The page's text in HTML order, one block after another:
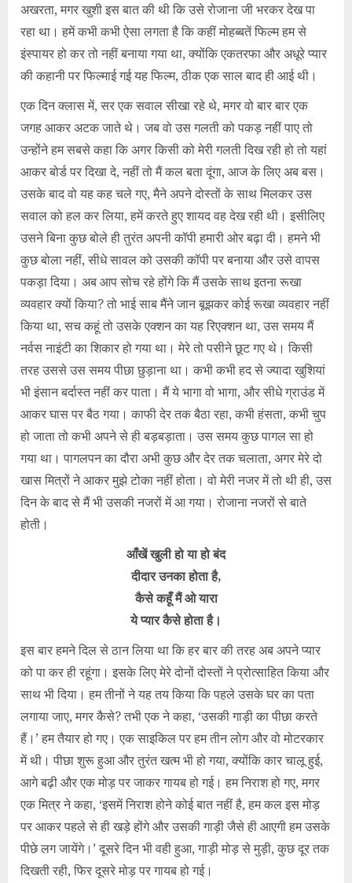
अखरता, मगर खुशी इस बात की थी कि उसे रोजाना जी भरकर देख पा
रहा था। हमें कभी कभी ऐसा लगता है कि कहीं मोहब्बतें फिल्म हम से
इंस्पायर हो कर तो नहीं बनाया गया था, क्योंकि एकतरफा और अधूरे प्यार
की कहानी पर फिल्माई गई यह फिल्म, ठीक एक साल बाद ही आई थी।
एक दिन क्लास में, सर एक सवाल सीखा रहे थे, मगर वो बार बार एक
जगह आकर अटक जाते थे। जब वो उस गलती को पकड़ नहीं पाए तो
उन्होंने हम सबसे कहा कि अगर किसी को मेरी गलती दिख रही हो तो यहां
आकर बोर्ड पर दिखा दे, नहीं तो मैं कल बता दूंगा, आज के लिए अब बस।
उसके बाद वो यह कह चले गए, मैने अपने दोस्तों के साथ मिलकर उस
सवाल को हल कर लिया, हमें करते हुए शायद वह देख रही थी। इसीलिए
उसने बिना कुछ बोले ही तुरंत अपनी कॉपी हमारी ओर बढ़ा दी। हमने भी
कुछ बोला नहीं, सीधे सावल को उसकी कॉपी पर बनाया और उसे वापस
पकड़ा दिया। अब आप सोच रहे होंगे कि मैं उसके साथ इतना रूखा
व्यवहार क्यों किया? तो भाई साब मैंने जान बूझकर कोई रूखा व्यवहार नहीं
किया था, सच कहूं तो उसके एक्शन का यह रिएक्शन था, उस समय मैं
नर्वस नाइंटी का शिकार हो गया था। मेरे तो पसीने छूट गए थे। किसी
तरह उससे उस समय पीछा छुड़ाना था। कभी कभी हद से ज्यादा खुशियां
भी इंसान बर्दास्त नहीं कर पाता। मैं ये भागा वो भागा, और सीधे ग्राउंड में
आकर घास पर बैठ गया। काफी देर तक बैठा रहा, कभी हंसता, कभी चुप
हो जाता तो कभी अपने से ही बड़बड़ाता। उस समय कुछ पागल सा हो
गया था। पागलपन का दौरा अभी कुछ और देर तक चलाता, अगर मेरे दो
खास मित्रों ने आकर मुझे टोका नहीं होता। वो मेरी नजर में तो थी ही, उस
दिन के बाद से मैं भी उसकी नजरों में आ गया। रोजाना नजरों से बाते
होती।
आँखें खुली हो या हो बंद
दीदार उनका होता है,
कैसे कहूँ मैं ओ यारा
ये प्यार कैसे होता है।
इस बार हमने दिल से ठान लिया था कि हर बार की तरह अब अपने प्यार
को पा कर ही रहूंगा। इसके लिए मेरे दोनों दोस्तों ने प्रोत्साहित किया और
साथ भी दिया। हम तीनों ने यह तय किया कि पहले उसके घर का पता
लगाया जाए, मगर कैसे? तभी एक ने कहा, ‘उसकी गाड़ी का पीछा करते
हैं।’ हम तैयार हो गए। एक साइकिल पर हम तीन लोग और वो मोटरकार
में थी। पीछा शुरू हुआ और तुरंत खत्म भी हो गया, क्योंकि कार चालू हुई,
आगे बढ़ी और एक मोड़ पर जाकर गायब हो गई। हम निराश हो गए, मगर
एक मित्र ने कहा, ‘इसमें निराश होने कोई बात नहीं है, हम कल इस मोड़
पर आकर पहले से ही खड़े होंगे और उसकी गाड़ी जैसे ही आएगी हम उसके
पीछे लग जायेंगे।’ दूसरे दिन भी वही हुआ, गाड़ी मोड़ से मुड़ी, कुछ दूर तक
दिखती रही, फिर दूसरे मोड़ पर गायब हो गई।